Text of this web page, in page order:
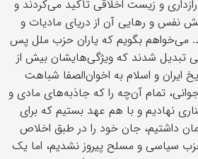
و زیست اخلاقی تأکید می‌کردند و
نفس و رهایی آن از دریای مادیات و
می‌خواهم بگویم که یاران حزب ملل پس
تبدیل شدند که ویژگی‌هایشان بیش از
ایران و اسلام به اخوان‌الصفا شباهت
تمام آن‌چه را که جاذبه‌های مادی و
نهادیم و با هم عهد بستیم که برای
داشتیم، جان خود را در طبق اخلاص
سیاسی و مسلح پیروز نشدیم، اما یک